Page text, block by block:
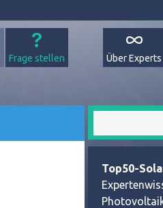
Frage stellen Über Experts
Top50-